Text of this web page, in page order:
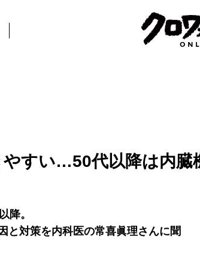
すい…50代以降は内臓
降。
と対策を内科医の常喜眞理さんに聞